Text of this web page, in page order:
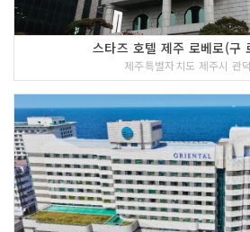
스타즈 호텔 제주 로베로(구
제주특별자치도 제주시 관